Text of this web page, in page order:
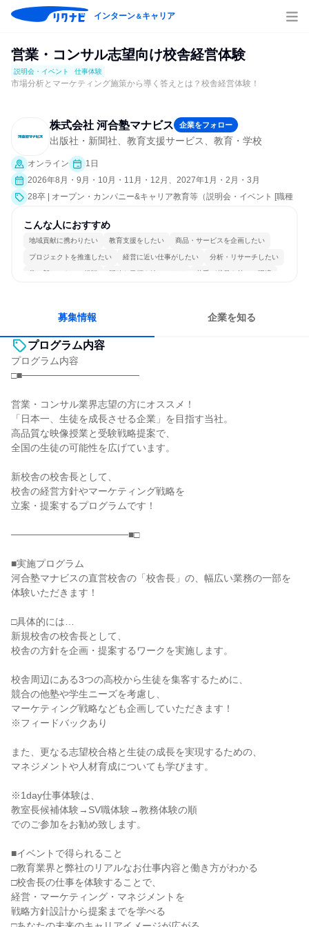
インターン＆キャリア
営業・コンサル志望向け校舎経営体験
説明会・イベント 仕事体験
市場分析とマーケティング施策から導く答えとは？校舎経営体験！
株式会社 河合塾マナビス 企業をフォロー
出版社・新聞社、教育支援サービス、教育・学校
オンライン
1日
2026年8月・9月・10月・11月・12月、2027年1月・2月・3月
28卒 | オープン・カンパニー&キャリア教育等（説明会・イベント [職種
業界研究]、仕事体験）
こんな人におすすめ
地域貢献に携わりたい 教育支援をしたい 商品・サービスを企画したい
プロジェクトを推進したい 経営に近い仕事がしたい 分析・リサーチしたい
常に新しいものに挑戦 明確な目標を追いかける 若手が裁量を持てる環境
募集情報 企業を知る
プログラム内容
プログラム内容
□■─────────────────
営業・コンサル業界志望の方にオススメ！
「日本一、生徒を成長させる企業」を目指す当社。
高品質な映像授業と受験戦略提案で、
全国の生徒の可能性を広げています。
新校舎の校舎長として、
校舎の経営方針やマーケティング戦略を
立案・提案するプログラムです！
─────────────────■□
■実施プログラム
河合塾マナビスの直営校舎の「校舎長」の、幅広い業務の一部を
体験いただきます！
□具体的には…
新規校舎の校舎長として、
校舎の方針を企画・提案するワークを実施します。
校舎周辺にある3つの高校から生徒を集客するために、
競合の他塾や学生ニーズを考慮し、
マーケティング戦略なども企画していただきます！
※フィードバックあり
また、更なる志望校合格と生徒の成長を実現するための、
マネジメントや人材育成についても学びます。
※1day仕事体験は、
教室長候補体験→SV職体験→教務体験の順
でのご参加をお勧め致します。
■イベントで得られること
□教育業界と弊社のリアルなお仕事内容と働き方がわかる
□校舎長の仕事を体験することで、
経営・マーケティング・マネジメントを
戦略方針設計から提案までを学べる